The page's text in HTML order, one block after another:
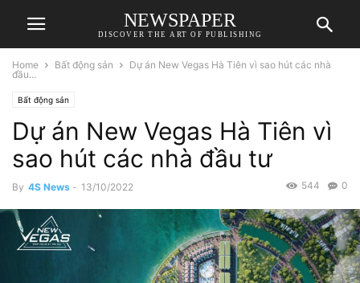
NEWSPAPER
DISCOVER THE ART OF PUBLISHING
Home Bất động sản
Dự án New Vegas Hà Tiên vì sao hút các nhà
đầu...
Bất động sản
Dự án New Vegas Hà Tiên vì
sao hút các nhà đầu tư
By 4S News - 13/10/2022 0
544